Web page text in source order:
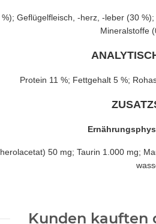
Geflügelfleisch, -herz, -leber (30
Mineralstoffe
Protein 11 %; Fettgehalt 5 %;
50 mg; Taurin 1.000 mg;
Kunden kauften